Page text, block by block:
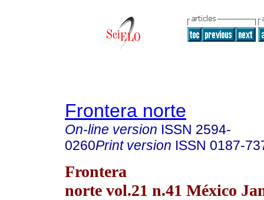
Frontera norte
On-line version ISSN 2594-
0260Print version ISSN 0187-
Frontera
norte vol.21 n.41 México